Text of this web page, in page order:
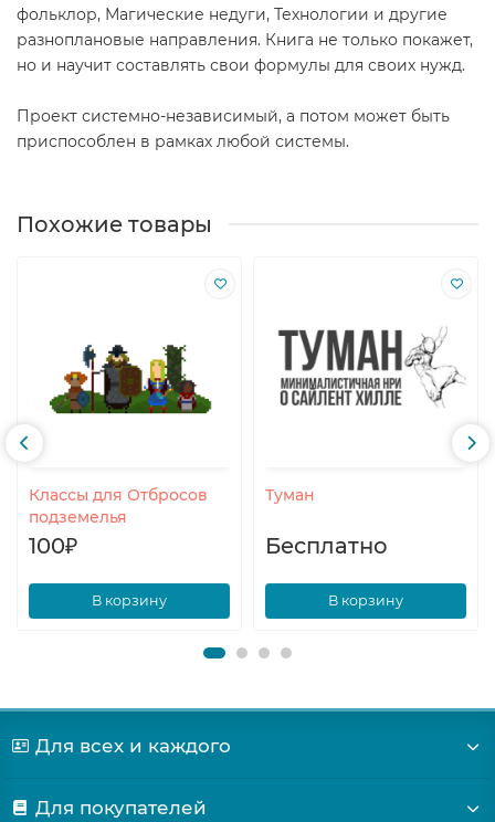
фольклор, Магические недуги, Технологии и другие
разноплановые направления. Книга не только покажет,
но и научит составлять свои формулы для своих нужд.
Проект системно-независимый, а потом может быть
приспособлен в рамках любой системы.
Похожие товары
Классы для Отбросов
подземелья
100₽
В корзину
Туман
Бесплатно
В корзину
Для всех и каждого
Для покупателей